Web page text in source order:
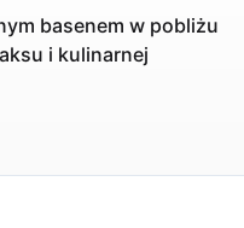
basenem w pobliżu
i kulinarnej